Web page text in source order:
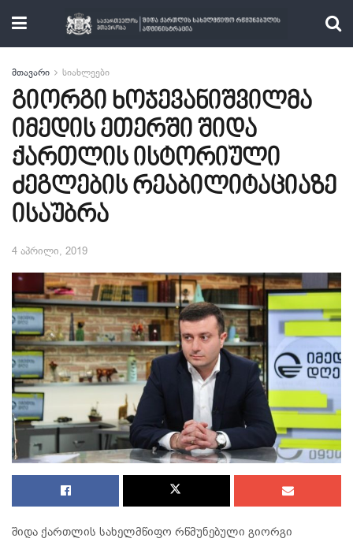
მთავარი სიახლეები
გიორგი ხოჯევანიშვილმა
იმედის ეთერში შიდა
ქართლის ისტორიული
ძეგლების რეაბილიტაციაზე
ისაუბრა
4 აპრილი, 2019
შიდა ქართლის სახელმწიფო რწმუნებული გიორგი